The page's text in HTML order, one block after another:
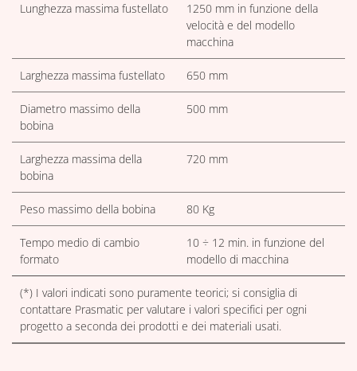
Lunghezza massima fustellato
1250 mm in funzione della
velocità e del modello
macchina
Larghezza massima fustellato 650 mm
Diametro massimo della
bobina
500 mm
Larghezza massima della
bobina
720 mm
Peso massimo della bobina 80 Kg
Tempo medio di cambio
formato
10 ÷ 12 min. in funzione del
modello di macchina
(*) I valori indicati sono puramente teorici; si consiglia di
contattare Prasmatic per valutare i valori specifici per ogni
progetto a seconda dei prodotti e dei materiali usati.